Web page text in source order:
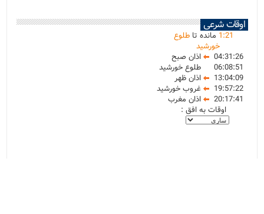
اوقات شرعی
1:21 مانده تاطلوع
خورشید
04:31:26
اذان صبح
06:08:51
طلوع خورشید
13:04:09
اذان ظهر
19:57:22
غروب خورشید
20:17:41
اذان مغرب
اوقات به افق :